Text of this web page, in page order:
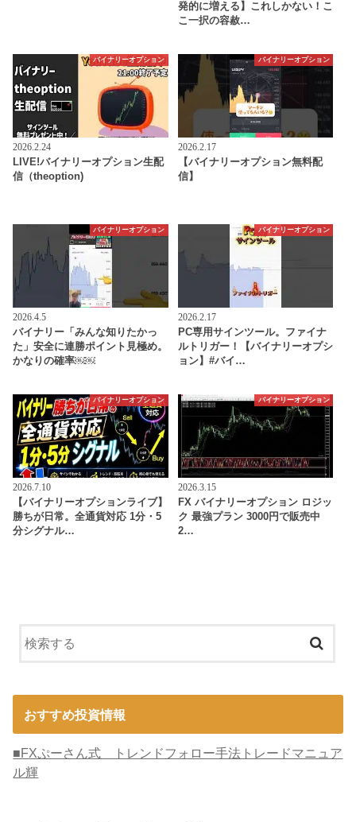
発的に増える】これしかない！こ
こ一択の容赦…
バイナリーオプション
2026.2.24
LIVE!バイナリーオプション生配
信（theoption)
バイナリーオプション
2026.2.17
【バイナリーオプション無料配
信】
バイナリーオプション
2026.4.5
バイナリー「みんな知りたかっ
た」安全に連勝ポイント見極め。
かなりの確率￼￼
バイナリーオプション
2026.2.17
PC専用サインツール。ファイナ
ルトリガー！【バイナリーオプシ
ョン】#バイ…
バイナリーオプション
2026.7.10
【バイナリーオプションライブ】
勝ちが日常。全通貨対応 1分・5
分シグナル…
バイナリーオプション
2026.3.15
FX バイナリーオプション ロジッ
ク 最強プラン 3000円で販売中
2…
おすすめ投資情報
■FXぷーさん式 トレンドフォロー手法トレードマニュア
ル輝